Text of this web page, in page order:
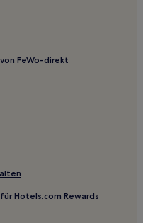
Cours du Médoc
FeWo-direkt
Hotels.com Rewards